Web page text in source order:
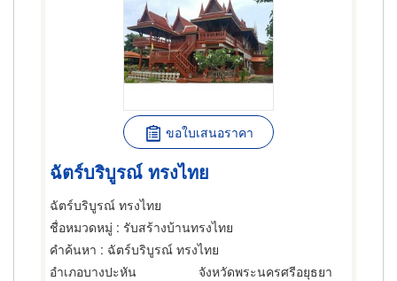
ขอใบเสนอราคา
ฉัตร์บริบูรณ์ ทรงไทย
ฉัตร์บริบูรณ์ ทรงไทย
ชื่อหมวดหมู่ : รับสร้างบ้านทรงไทย
คำค้นหา : ฉัตร์บริบูรณ์ ทรงไทย
อำเภอบางปะหัน
จังหวัดพระนครศรีอยุธยา